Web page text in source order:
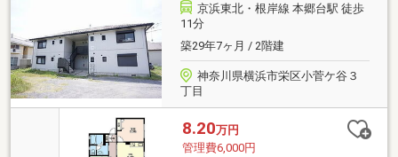
京浜東北・根岸線 本郷台駅 徒歩
11分
築29年7ヶ月 / 2階建
神奈川県横浜市栄区小菅ケ谷３
丁目
8.20万円
管理費6,000円